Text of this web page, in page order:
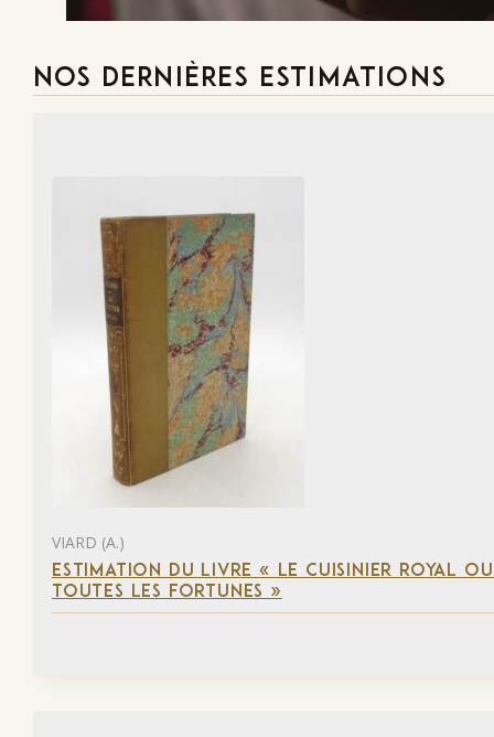
NOS DERNIÈRES ESTIMATIONS
VIARD (A.)
ESTIMATION DU LIVRE « LE CUISINIER ROYAL
TOUTES LES FORTUNES »